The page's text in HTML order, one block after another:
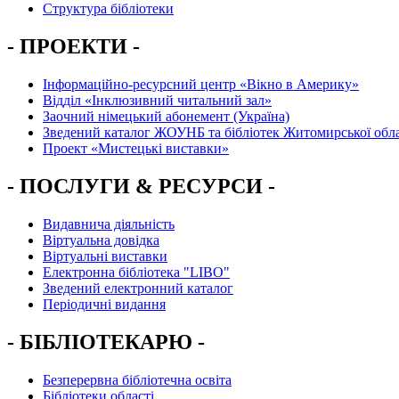
Структура бібліотеки
- ПРОЕКТИ -
Інформаційно-ресурсний центр «Вікно в Америку»
Вiддiл «Інклюзивний читальний зал»
Заочний німецький абонемент (Україна)
Зведений каталог ЖОУНБ та бібліотек Житомирської
Проект «Мистецькі виставки»
- ПОСЛУГИ & РЕСУРСИ -
Видавнича діяльність
Віртуальна довідка
Віртуальні виставки
Електронна бібліотека "LIBO"
Зведений електронний каталог
Періодичні видання
- БІБЛІОТЕКАРЮ -
Безперервна бібліотечна освіта
Бібліотеки області